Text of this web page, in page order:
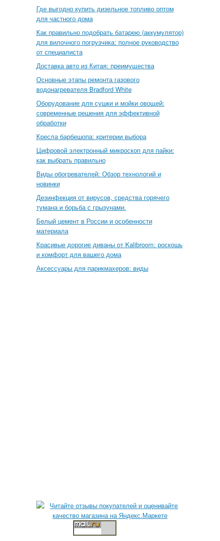
Где выгодно купить дизельное топливо оптом
для частного дома
Как правильно подобрать батарею (аккумулятор)
для вилочного погрузчика: полное руководство
от специалиста
Доставка авто из Китая: преимущества
Основные этапы ремонта газового
водонагревателя Bradford White
Оборудование для сушки и мойки овощей:
современные решения для эффективной
обработки
Кресла барбешопа: критерии выбора
Цифровой электронный микроскоп для пайки:
как выбрать правильно
Виды обогревателей: Обзор технологий и
новинки
Дезинфекция от вирусов, средства горячего
тумана и борьба с грызунами.
Белый цемент в России и особенности
материала
Красивые дорогие диваны от Kalibroom: роскошь
и комфорт для вашего дома
Аксессуары для парикмахеров: виды